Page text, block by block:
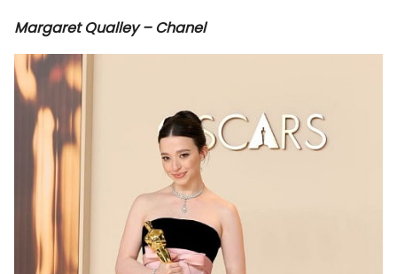
Margaret Qualley – Chanel